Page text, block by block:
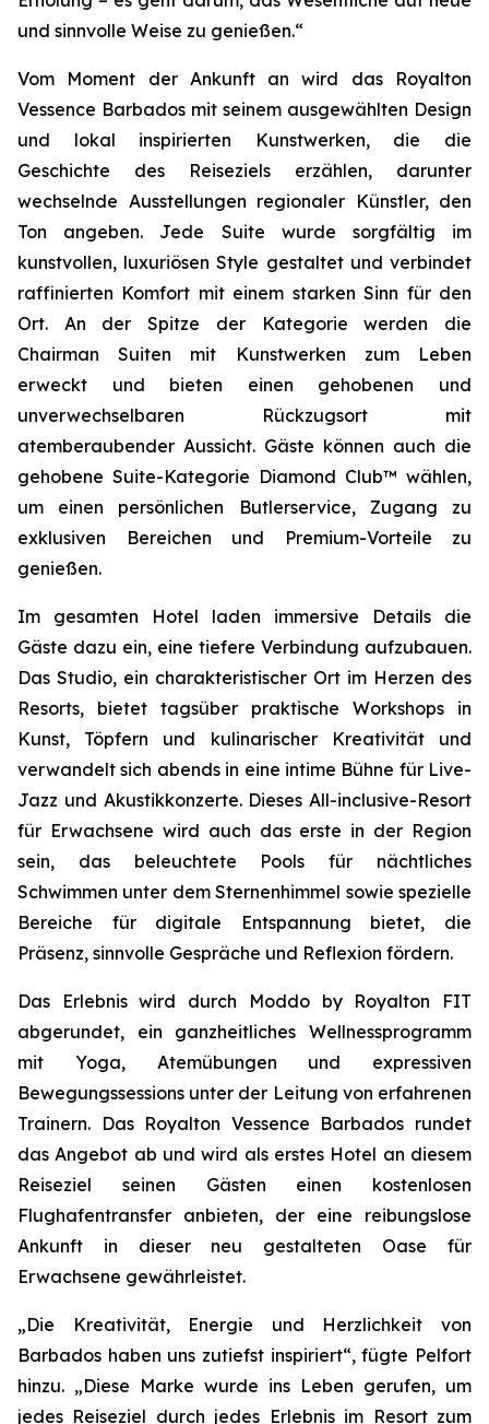
und sinnvolle Weise zu genießen.“
Vom Moment der Ankunft an wird das Royalton
Vessence Barbados mit seinem ausgewählten Design
und lokal inspirierten Kunstwerken, die die
Geschichte des Reiseziels erzählen, darunter
wechselnde Ausstellungen regionaler Künstler, den
Ton angeben. Jede Suite wurde sorgfältig im
kunstvollen, luxuriösen Style gestaltet und verbindet
raffinierten Komfort mit einem starken Sinn für den
Ort. An der Spitze der Kategorie werden die
Chairman Suiten mit Kunstwerken zum Leben
erweckt und bieten einen gehobenen und
unverwechselbaren Rückzugsort mit
atemberaubender Aussicht. Gäste können auch die
gehobene Suite-Kategorie Diamond Club™ wählen,
um einen persönlichen Butlerservice, Zugang zu
exklusiven Bereichen und Premium-Vorteile zu
genießen.
Im gesamten Hotel laden immersive Details die
Gäste dazu ein, eine tiefere Verbindung aufzubauen.
Das Studio, ein charakteristischer Ort im Herzen des
Resorts, bietet tagsüber praktische Workshops in
Kunst, Töpfern und kulinarischer Kreativität und
verwandelt sich abends in eine intime Bühne für Live-
Jazz und Akustikkonzerte. Dieses All-inclusive-Resort
für Erwachsene wird auch das erste in der Region
sein, das beleuchtete Pools für nächtliches
Schwimmen unter dem Sternenhimmel sowie spezielle
Bereiche für digitale Entspannung bietet, die
Präsenz, sinnvolle Gespräche und Reflexion fördern.
Das Erlebnis wird durch Moddo by Royalton FIT
abgerundet, ein ganzheitliches Wellnessprogramm
mit Yoga, Atemübungen und expressiven
Bewegungssessions unter der Leitung von erfahrenen
Trainern. Das Royalton Vessence Barbados rundet
das Angebot ab und wird als erstes Hotel an diesem
Reiseziel seinen Gästen einen kostenlosen
Flughafentransfer anbieten, der eine reibungslose
Ankunft in dieser neu gestalteten Oase für
Erwachsene gewährleistet.
„Die Kreativität, Energie und Herzlichkeit von
Barbados haben uns zutiefst inspiriert“, fügte Pelfort
hinzu. „Diese Marke wurde ins Leben gerufen, um
jedes Reiseziel durch jedes Erlebnis im Resort zum